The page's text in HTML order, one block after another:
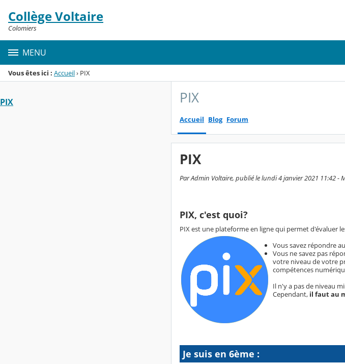
Menu de la rubrique
Contenu
Collège Voltaire
Colomiers
MENU
Vous êtes ici : Accueil› PIX
PIX PIX
Accueil Blog Forum
PIX
Par Admin Voltaire, publié le lundi 4 janvier 2021 11:42 -
PIX, c'est quoi?
PIX est une plateforme en ligne qui permet d'évaluer
Vous savez répondre
Vous ne savez pas
votre niveau de votre
compétences
Il n'y a pas de niveau
Cependant, il faut au
Je suis en 6ème :